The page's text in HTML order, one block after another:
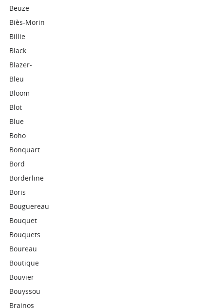
Beuze
Biès-Morin
Billie
Black
Blazer-
Bleu
Bloom
Blot
Blue
Boho
Bonquart
Bord
Borderline
Boris
Bouguereau
Bouquet
Bouquets
Boureau
Boutique
Bouvier
Bouyssou
Brainos